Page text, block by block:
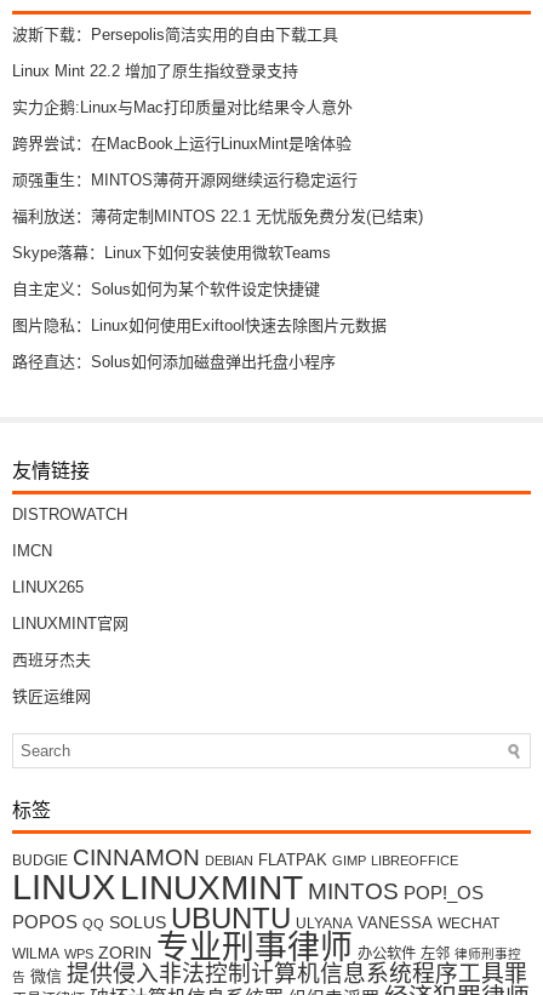
波斯下载：Persepolis简洁实用的自由下载工具
Linux Mint 22.2 增加了原生指纹登录支持
实力企鹅:Linux与Mac打印质量对比结果令人意外
跨界尝试：在MacBook上运行LinuxMint是啥体验
顽强重生：MINTOS薄荷开源网继续运行稳定运行
福利放送：薄荷定制MINTOS 22.1 无忧版免费分发(已结束)
Skype落幕：Linux下如何安装使用微软Teams
自主定义：Solus如何为某个软件设定快捷键
图片隐私：Linux如何使用Exiftool快速去除图片元数据
路径直达：Solus如何添加磁盘弹出托盘小程序
友情链接
DISTROWATCH
IMCN
LINUX265
LINUXMINT官网
西班牙杰夫
铁匠运维网
标签
BUDGIE CINNAMON DEBIAN FLATPAK GIMP LIBREOFFICE
LINUX LINUXMINT MINTOS POP!_OS
POPOS QQ SOLUS UBUNTU ULYANA VANESSA WECHAT
WILMA WPS ZORIN 专业刑事律师 办公软件 左邻 律师刑事控
告 微信 提供侵入非法控制计算机信息系统程序工具罪